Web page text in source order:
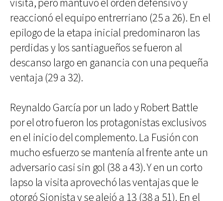
visita, pero mantuvo el orden defensivo y
reaccionó el equipo entrerriano (25 a 26). En el
epilogo de la etapa inicial predominaron las
perdidas y los santiagueños se fueron al
descanso largo en ganancia con una pequeña
ventaja (29 a 32).
Reynaldo García por un lado y Robert Battle
por el otro fueron los protagonistas exclusivos
en el inicio del complemento. La Fusión con
mucho esfuerzo se mantenía al frente ante un
adversario casi sin gol (38 a 43). Y en un corto
lapso la visita aprovechó las ventajas que le
otorgó Sionista y se alejó a 13 (38 a 51). En el